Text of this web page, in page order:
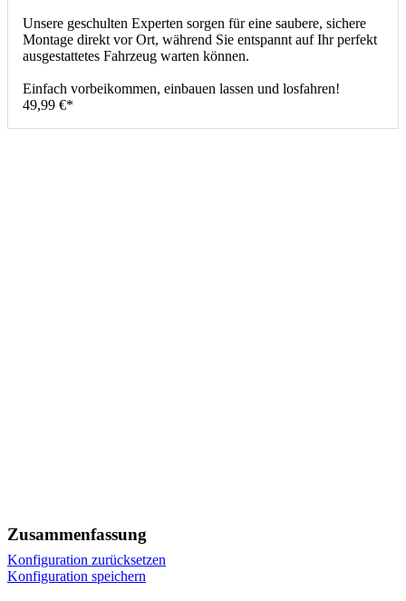
Unsere geschulten Experten sorgen für eine saubere, sichere
Montage direkt vor Ort, während Sie entspannt auf Ihr perfekt
ausgestattetes Fahrzeug warten können.
Einfach vorbeikommen, einbauen lassen und losfahren!
49,99 €*
Zusammenfassung
Konfiguration zurücksetzen
Konfiguration speichern